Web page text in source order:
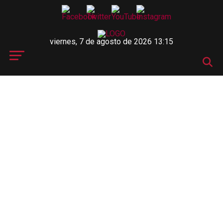
viernes, 7 de agosto de 2026 13:15